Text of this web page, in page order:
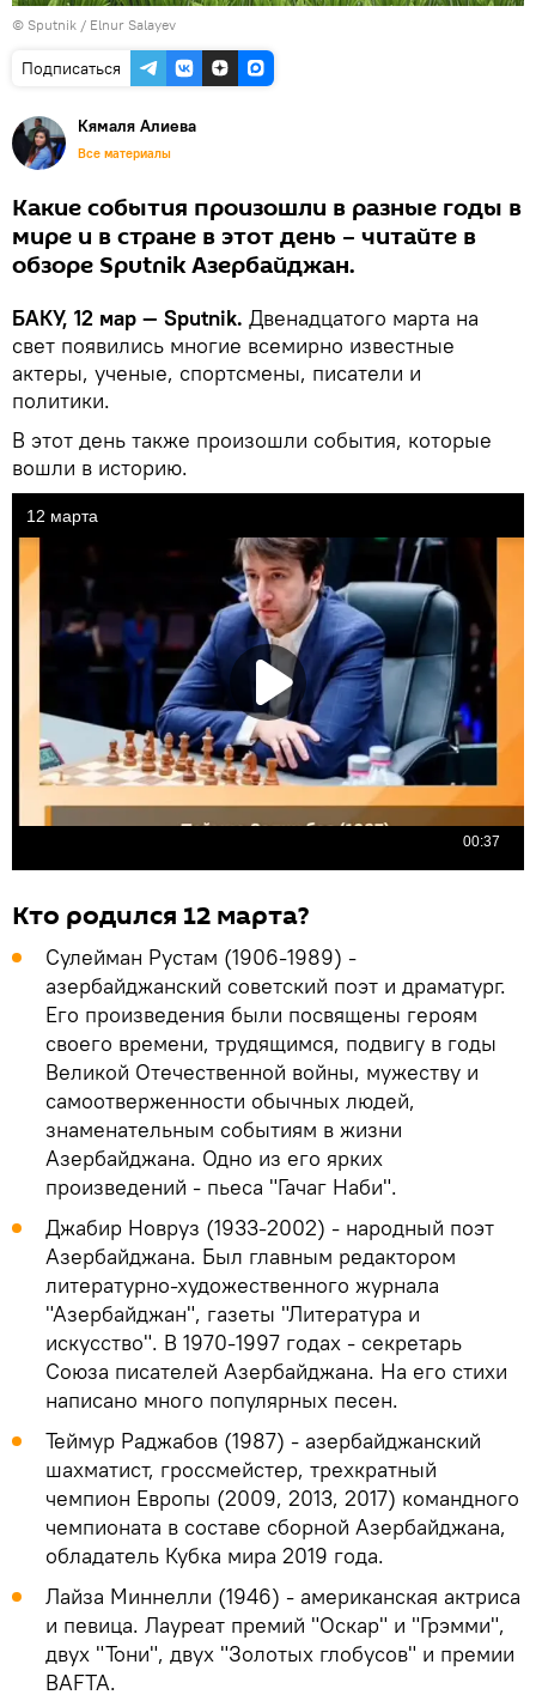
© Sputnik / Elnur Salayev
Подписаться
Кямаля Алиева
Все материалы
Какие события произошли в разные годы в
мире и в стране в этот день – читайте в
обзоре Sputnik Азербайджан.
БАКУ, 12 мар — Sputnik. Двенадцатого марта на
свет появились многие всемирно известные
актеры, ученые, спортсмены, писатели и
политики.
В этот день также произошли события, которые
вошли в историю.
Кто родился 12 марта?
Сулейман Рустам (1906-1989) -
азербайджанский советский поэт и драматург.
Его произведения были посвящены героям
своего времени, трудящимся, подвигу в годы
Великой Отечественной войны, мужеству и
самоотверженности обычных людей,
знаменательным событиям в жизни
Азербайджана. Одно из его ярких
произведений - пьеса "Гачаг Наби".
Джабир Новруз (1933-2002) - народный поэт
Азербайджана. Был главным редактором
литературно-художественного журнала
"Азербайджан", газеты "Литература и
искусство". В 1970-1997 годах - секретарь
Союза писателей Азербайджана. На его стихи
написано много популярных песен.
Теймур Раджабов (1987) - азербайджанский
шахматист, гроссмейстер, трехкратный
чемпион Европы (2009, 2013, 2017) командного
чемпионата в составе сборной Азербайджана,
обладатель Кубка мира 2019 года.
Лайза Миннелли (1946) - американская актриса
и певица. Лауреат премий "Оскар" и "Грэмми",
двух "Тони", двух "Золотых глобусов" и премии
BAFTA.